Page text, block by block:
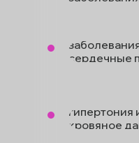
сердечные
гипертония
кровяное
ОГРН 318595800104162